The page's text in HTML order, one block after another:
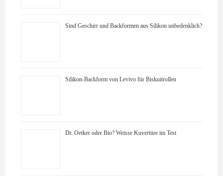
Sind Geschirr und Backformen aus Silikon unbedenklich?
Silikon-Backform von Levivo für Biskuitrollen
Dr. Oetker oder Bio? Weisse Kuvertüre im Test